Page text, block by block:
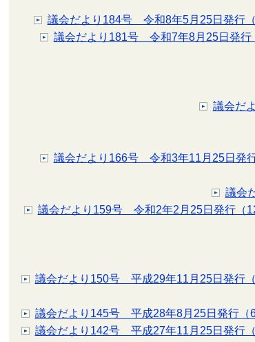
議会だより184号 令和8年5月25日発行（
議会だより181号 令和7年8月25日発行
議会だ
議会だより166号 令和3年11月25日発行
議会
議会だより159号 令和2年2月25日発行（
議会だより150号 平成29年11月25日発行（
議会だより145号 平成28年8月25日発行（6
議会だより142号 平成27年11月25日発行（